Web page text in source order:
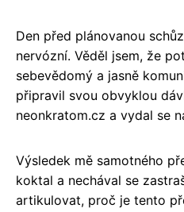
Den před plánovanou
nervózní. Věděl jsem, že
sebevědomý a jasně
připravil svou obvyklou
neonkratom.cz a vydal se
Výsledek mě samotného
koktal a nechával se
artikulovat, proč je tento